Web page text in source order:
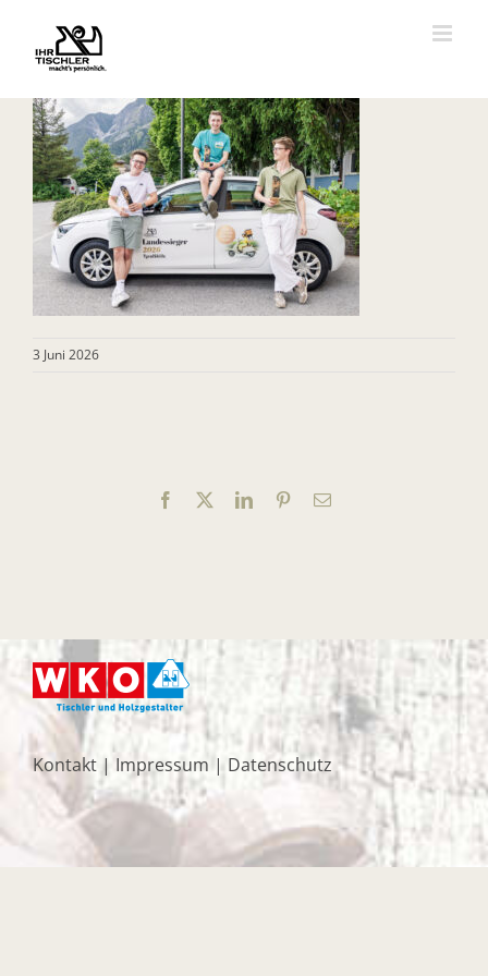
springen
3 Juni 2026
Facebook LinkedInPinterest
E-
Kontakt | Impressum | Datenschutz